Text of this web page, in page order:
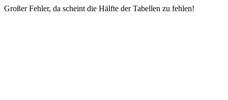
Großer Fehler, da scheint die Hälfte der Tabellen zu fehlen!